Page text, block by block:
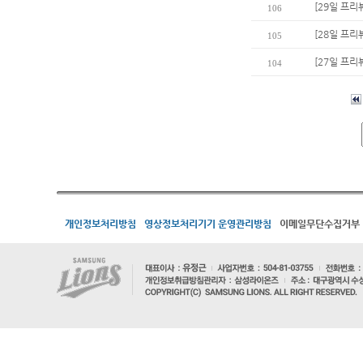
106 [29일 프리
105 [28일 프리
104 [27일 프리
개인정보처리방침 영상정보처리기기 운영관리방침 이메일무단수집거부